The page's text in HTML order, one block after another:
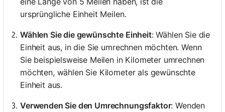
ursprüngliche Einheit Meilen.
Wählen Sie die gewünschte Einheit: Wählen Sie die
Einheit aus, in die Sie umrechnen möchten. Wenn
Sie beispielsweise Meilen in Kilometer umrechnen
möchten, wählen Sie Kilometer als gewünschte
Einheit aus.
Verwenden Sie den Umrechnungsfaktor: Wenden